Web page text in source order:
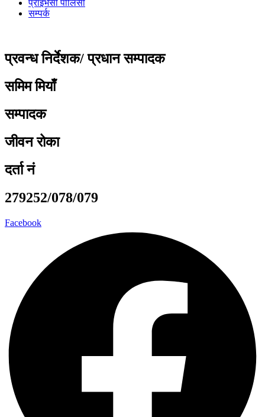
प्राइभेसी पोलिसी
सम्पर्क
प्रवन्ध निर्देशक/ प्रधान सम्पादक
समिम मियाँ
सम्पादक
जीवन रोका
दर्ता नं
279252/078/079
Facebook